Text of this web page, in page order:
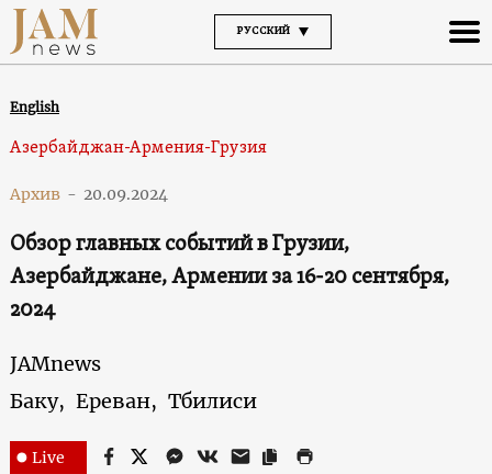
РУССКИЙ
English
Азербайджан-Армения-Грузия
Архив - 20.09.2024
Обзор главных событий в Грузии,
Азербайджане, Армении за 16-20 сентября,
2024
JAMnews
Баку, Ереван, Тбилиси
Live